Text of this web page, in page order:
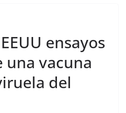
ensayos
una vacuna
del